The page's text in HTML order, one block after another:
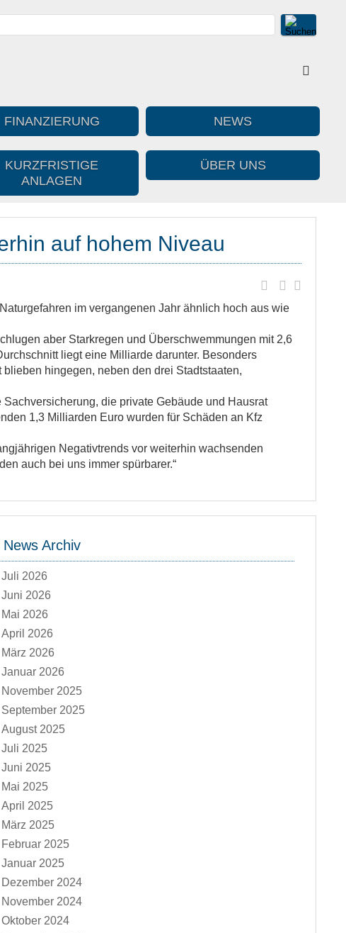
FINANZIERUNG NEWS
KURZFRISTIGE
ANLAGEN
ÜBER UNS
auf hohem Niveau
im vergangenen Jahr ähnlich hoch aus wie
aber Starkregen und Überschwemmungen mit 2,6
liegt eine Milliarde darunter. Besonders
hingegen, neben den drei Stadtstaaten,
die private Gebäude und Hausrat
1,3 Milliarden Euro wurden für Schäden an Kfz
Negativtrends vor weiterhin wachsenden
auch bei uns immer spürbarer.“
News Archiv
Juli 2026
Juni 2026
Mai 2026
April 2026
März 2026
Januar 2026
November 2025
September 2025
August 2025
Juli 2025
Juni 2025
Mai 2025
April 2025
März 2025
Februar 2025
Januar 2025
Dezember 2024
November 2024
Oktober 2024